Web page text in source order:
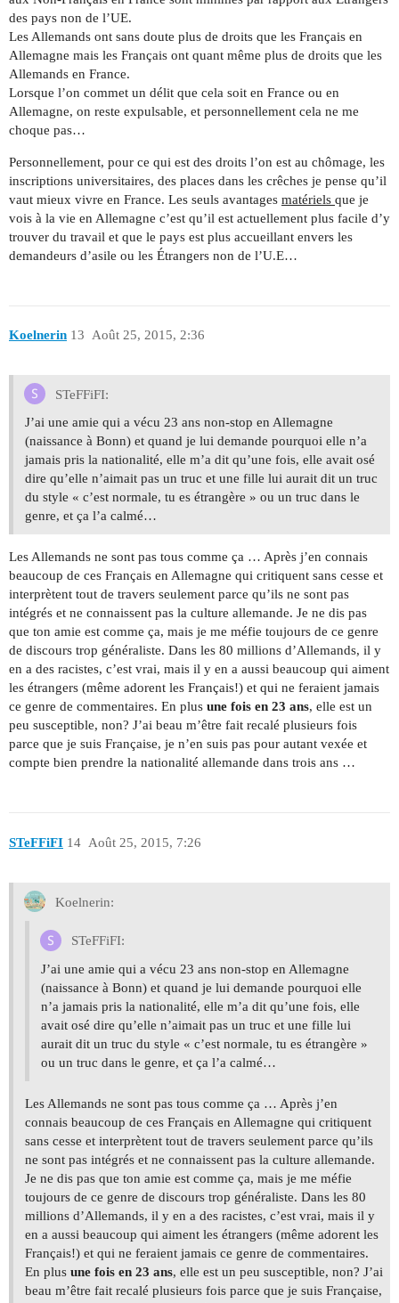
des pays non de l’UE.
Les Allemands ont sans doute plus de droits que les Français en
Allemagne mais les Français ont quant même plus de droits que les
Allemands en France.
Lorsque l’on commet un délit que cela soit en France ou en
Allemagne, on reste expulsable, et personnellement cela ne me
choque pas…
Personnellement, pour ce qui est des droits l’on est au chômage, les
inscriptions universitaires, des places dans les crêches je pense qu’il
vaut mieux vivre en France. Les seuls avantages matériels que je
vois à la vie en Allemagne c’est qu’il est actuellement plus facile d’y
trouver du travail et que le pays est plus accueillant envers les
demandeurs d’asile ou les Étrangers non de l’U.E…
Koelnerin Août 25, 2015, 2:36
13
STeFFiFI:
J’ai une amie qui a vécu 23 ans non-stop en Allemagne
(naissance à Bonn) et quand je lui demande pourquoi elle n’a
jamais pris la nationalité, elle m’a dit qu’une fois, elle avait osé
dire qu’elle n’aimait pas un truc et une fille lui aurait dit un truc
du style « c’est normale, tu es étrangère » ou un truc dans le
genre, et ça l’a calmé…
Les Allemands ne sont pas tous comme ça … Après j’en connais
beaucoup de ces Français en Allemagne qui critiquent sans cesse et
interprètent tout de travers seulement parce qu’ils ne sont pas
intégrés et ne connaissent pas la culture allemande. Je ne dis pas
que ton amie est comme ça, mais je me méfie toujours de ce genre
de discours trop généraliste. Dans les 80 millions d’Allemands, il y
en a des racistes, c’est vrai, mais il y en a aussi beaucoup qui aiment
les étrangers (même adorent les Français!) et qui ne feraient jamais
ce genre de commentaires. En plus une fois en 23 ans, elle est un
peu susceptible, non? J’ai beau m’être fait recalé plusieurs fois
parce que je suis Française, je n’en suis pas pour autant vexée et
compte bien prendre la nationalité allemande dans trois ans …
STeFFiFI Août 25, 2015, 7:26
14
Koelnerin:
STeFFiFI:
J’ai une amie qui a vécu 23 ans non-stop en Allemagne
(naissance à Bonn) et quand je lui demande pourquoi elle
n’a jamais pris la nationalité, elle m’a dit qu’une fois, elle
avait osé dire qu’elle n’aimait pas un truc et une fille lui
aurait dit un truc du style « c’est normale, tu es étrangère »
ou un truc dans le genre, et ça l’a calmé…
Les Allemands ne sont pas tous comme ça … Après j’en
connais beaucoup de ces Français en Allemagne qui critiquent
sans cesse et interprètent tout de travers seulement parce qu’ils
ne sont pas intégrés et ne connaissent pas la culture allemande.
Je ne dis pas que ton amie est comme ça, mais je me méfie
toujours de ce genre de discours trop généraliste. Dans les 80
millions d’Allemands, il y en a des racistes, c’est vrai, mais il y
en a aussi beaucoup qui aiment les étrangers (même adorent les
Français!) et qui ne feraient jamais ce genre de commentaires.
En plus une fois en 23 ans, elle est un peu susceptible, non? J’ai
beau m’être fait recalé plusieurs fois parce que je suis Française,